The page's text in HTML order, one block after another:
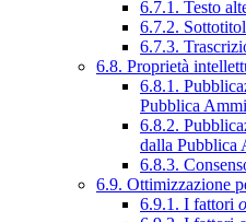
6.7.1. Testo
6.7.2.
6.7.3.
6.8. Proprietà
6.8.1.
Pubblica
6.8.2.
dalla Pubblica
6.8.3.
6.9. Ottimizzazione
6.9.1. I fattori